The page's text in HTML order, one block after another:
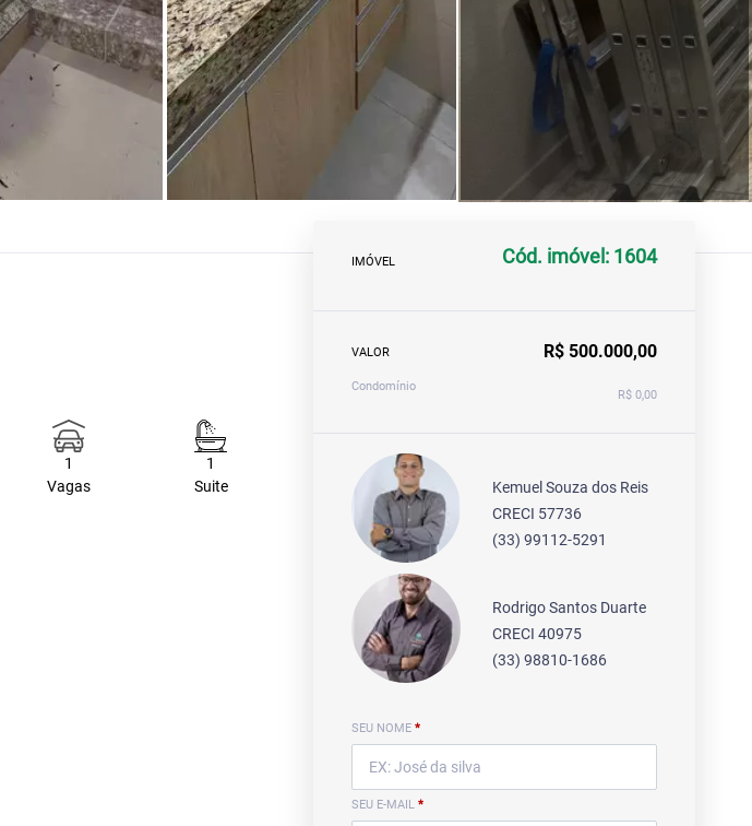
1
Vagas
1
Suite
IMÓVEL Cód. imóvel: 1604
VALOR R$ 500.000,00
Condomínio
R$ 0,00
Kemuel Souza dos Reis
CRECI 57736
(33) 99112-5291
Rodrigo Santos Duarte
CRECI 40975
(33) 98810-1686
SEU NOME *
SEU E-MAIL *